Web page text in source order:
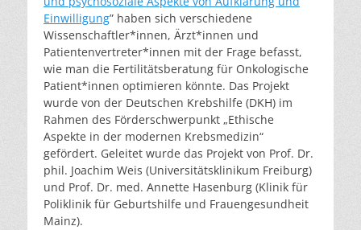
Einwilligung” haben sich verschiedene
Wissenschaftler*innen, Ärzt*innen und
Patientenvertreter*innen mit der Frage befasst,
wie man die Fertilitätsberatung für Onkologische
Patient*innen optimieren könnte. Das Projekt
wurde von der Deutschen Krebshilfe (DKH) im
Rahmen des Förderschwerpunkt „Ethische
Aspekte in der modernen Krebsmedizin“
gefördert. Geleitet wurde das Projekt von Prof. Dr.
phil. Joachim Weis (Universitätsklinikum Freiburg)
und Prof. Dr. med. Annette Hasenburg (Klinik für
Poliklinik für Geburtshilfe und Frauengesundheit
Mainz).